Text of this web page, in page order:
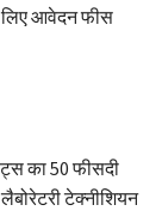
लिए आवेदन फीस
का 50 फीसदी
टेक्नीशियन